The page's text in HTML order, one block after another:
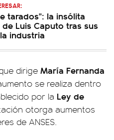
tarados": la insólita
Luis Caputo tras sus
industria
dirige María Fernanda
se realiza dentro
por la Ley de
otorga aumentos
de ANSES.